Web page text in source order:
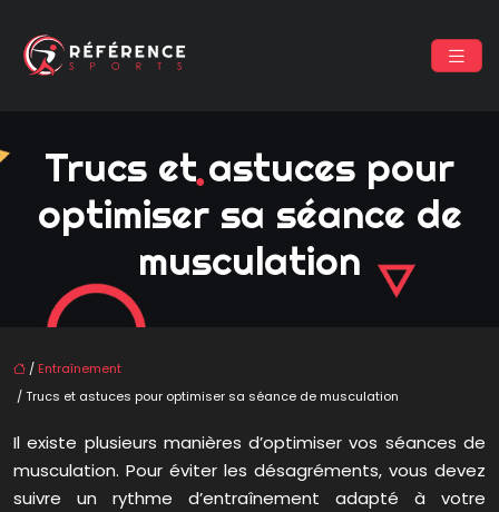
Trucs et astuces pour
optimiser sa séance de
musculation
/ Entraînement
/ Trucs et astuces pour optimiser sa séance de musculation
Il existe plusieurs manières d’optimiser vos séances de
musculation. Pour éviter les désagréments, vous devez
suivre un rythme d’entraînement adapté à votre